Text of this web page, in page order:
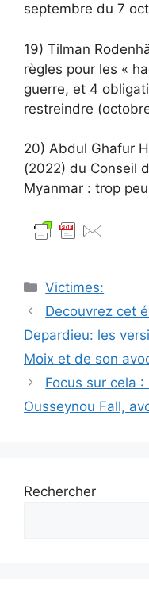
septembre du 7
19) Tilman
règles pour les «
guerre, et 4
restreindre
20) Abdul Ghafur
(2022) du Conseil
Myanmar : trop
Catégories
Victimes:
Navigation
des
articles
Decouvrez cet
Depardieu: les
Moix et de son
Focus sur cela
Ousseynou Fall,
Rechercher